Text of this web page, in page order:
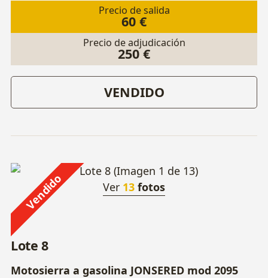
Precio de salida
60 €
Precio de adjudicación
250 €
VENDIDO
Vendido Ver 13 fotos
Lote 8
Motosierra a gasolina JONSERED mod 2095